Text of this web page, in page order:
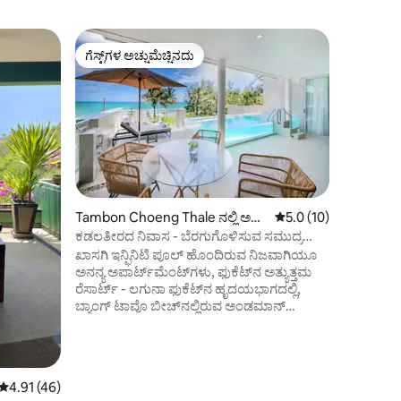
ರಲ್ಲಿ 4.91 ಸರಾಸರಿ ರೇಟಿಂಗ್, 46 ವಿಮರ್ಶೆಗಳು
4.91 (46)
ಗೆಸ್ಟ್‌ಗಳ ಅಚ್ಚುಮೆಚ್ಚಿನದು
ಗೆಸ್ಟ್‌ಗಳ ಅಚ್ಚುಮೆಚ್ಚಿನದು
Tambon Choeng Thale ನಲ್ಲಿ ಅ
ಪಾರ್ಟ್‌ಮಂಟ್
5 ರಲ್ಲಿ 5.0 ಸರಾಸರಿ
5.0 (10)
ಕಡಲತೀರದ ನಿವಾಸ - ಬೆರಗುಗೊಳಿಸುವ ಸಮುದ್ರ
ನೋಟ
ಖಾಸಗಿ ಇನ್ಫಿನಿಟಿ ಪೂಲ್ ಹೊಂದಿರುವ ನಿಜವಾಗಿಯೂ
ಅನನ್ಯ ಅಪಾರ್ಟ್‌ಮೆಂಟ್‌ಗಳು, ಫುಕೆಟ್‌ನ ಅತ್ಯುತ್ತಮ
ರೆಸಾರ್ಟ್ - ಲಗುನಾ ಫುಕೆಟ್‌ನ ಹೃದಯಭಾಗದಲ್ಲಿ,
ಬ್ಯಾಂಗ್ ಟಾವೊ ಬೀಚ್‌ನಲ್ಲಿರುವ ಅಂಡಮಾನ್